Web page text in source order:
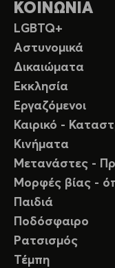
ΚΟΙΝΩΝΙΑ
LGBTQ+
Αστυνομικά
Δικαιώματα
Εκκλησία
Εργαζόμενοι
Καιρικό -
Κινήματα
Μετανάστες -
Μορφές βίας -
Παιδιά
Ποδόσφαιρο
Ρατσισμός
Τέμπη